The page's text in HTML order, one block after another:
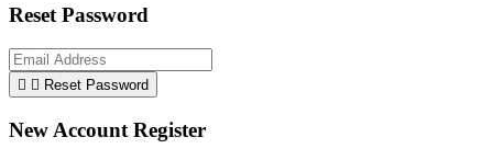
Reset Password
  Reset Password
New Account Register